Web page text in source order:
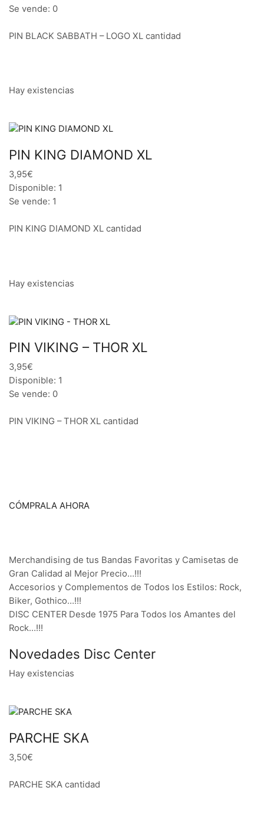
Se vende: 0
PIN BLACK SABBATH – LOGO XL cantidad
Hay existencias
PIN KING DIAMOND XL
3,95€
Disponible: 1
Se vende: 1
PIN KING DIAMOND XL cantidad
Hay existencias
PIN VIKING – THOR XL
3,95€
Disponible: 1
Se vende: 0
PIN VIKING – THOR XL cantidad
CÓMPRALA AHORA
Merchandising de tus Bandas Favoritas y Camisetas de
Gran Calidad al Mejor Precio…!!!
Accesorios y Complementos de Todos los Estilos: Rock,
Biker, Gothico…!!!
DISC CENTER Desde 1975 Para Todos los Amantes del
Rock…!!!
Novedades Disc Center
Hay existencias
PARCHE SKA
3,50€
PARCHE SKA cantidad